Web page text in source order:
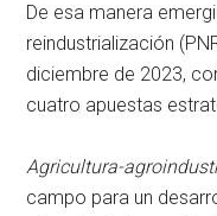
De esa manera
reindustrialización
diciembre de 2023,
cuatro apuestas
Agricultura-
campo para un